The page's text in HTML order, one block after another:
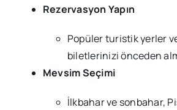
Rezervasyon Yapın
Popüler turistik yerler
biletlerinizi önceden
Mevsim Seçimi
İlkbahar ve sonbahar,